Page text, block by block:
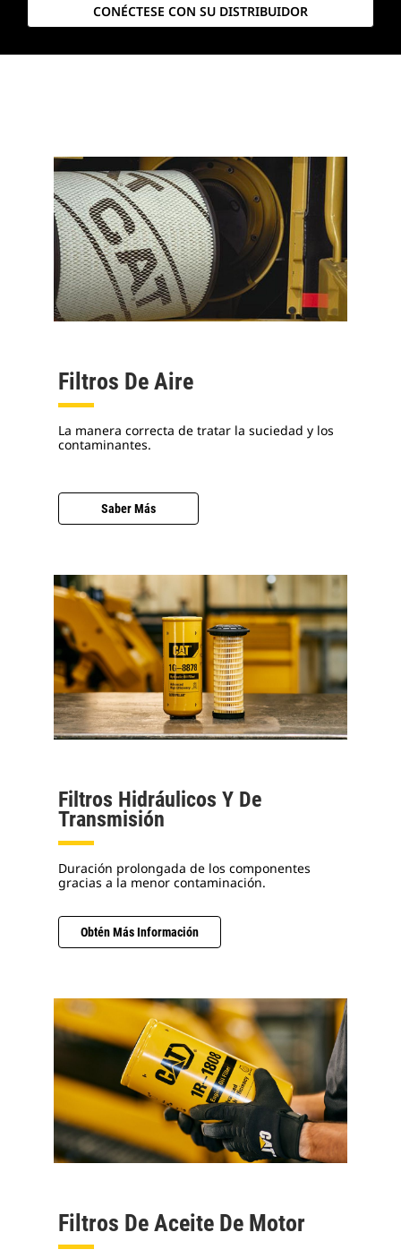
CONÉCTESE CON SU DISTRIBUIDOR
Filtros De Aire
La manera correcta de tratar la suciedad y los
contaminantes.
Saber Más
Filtros Hidráulicos Y De
Transmisión
Duración prolongada de los componentes
gracias a la menor contaminación.
Obtén Más Información
Filtros De Aceite De Motor